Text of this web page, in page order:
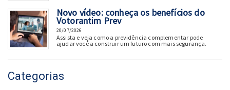
Novo vídeo: conheça os benefícios do
Votorantim Prev
20/07/2026
Assista e veja como a previdência complementar pode
ajudar você a construir um futuro com mais segurança.
Categorias